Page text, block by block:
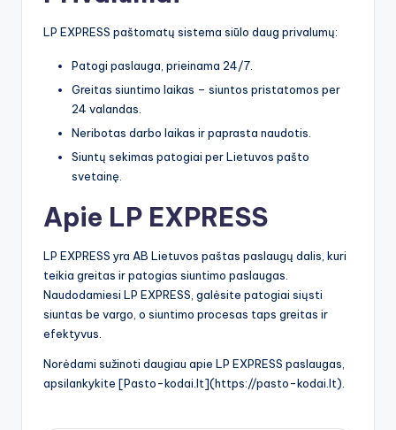
LP EXPRESS paštomatų sistema siūlo daug privalumų:
Patogi paslauga, prieinama 24/7.
Greitas siuntimo laikas – siuntos pristatomos per
24 valandas.
Neribotas darbo laikas ir paprasta naudotis.
Siuntų sekimas patogiai per Lietuvos pašto
svetainę.
Apie LP EXPRESS
LP EXPRESS yra AB Lietuvos paštas paslaugų dalis, kuri
teikia greitas ir patogias siuntimo paslaugas.
Naudodamiesi LP EXPRESS, galėsite patogiai siųsti
siuntas be vargo, o siuntimo procesas taps greitas ir
efektyvus.
Norėdami sužinoti daugiau apie LP EXPRESS paslaugas,
apsilankykite [Pasto-kodai.lt](https://pasto-kodai.lt).